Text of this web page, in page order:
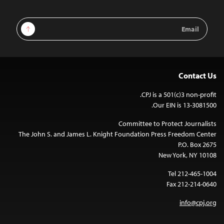
Email
Address
Sign Up
Contact Us
CPJ is a 501(c)3 non-profit.
Our EIN is 13-3081500.
Committee to Protect Journalists
The John S. and James L. Knight Foundation Press Freedom Center
P.O. Box 2675
New York, NY 10108
Tel 212-465-1004
Fax 212-214-0640
info@cpj.org